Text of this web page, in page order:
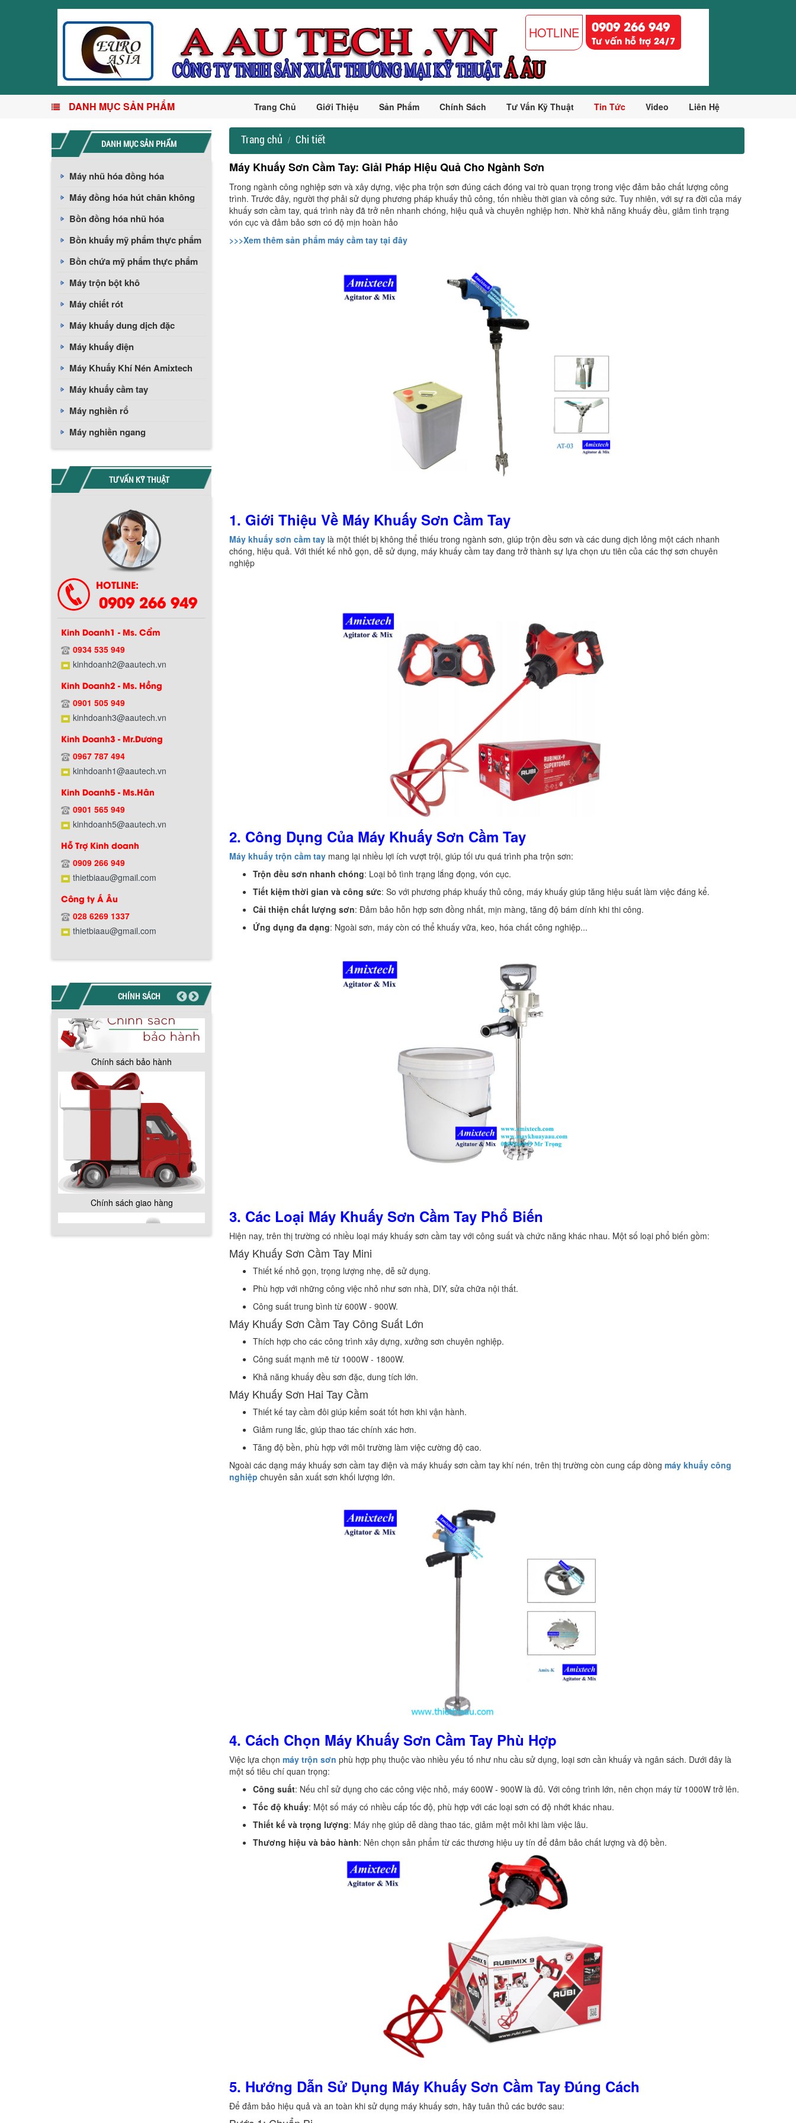
HOTLINE 0909 266 949
Tư vấn hỗ trợ 24/7
DANH MỤC SẢN PHẨM Trang Chủ Giới Thiệu Sản Phẩm Chính Sách Tư Vấn Kỹ Thuật Tin Tức Video Liên Hệ
DANH MỤC SẢN PHẨM
Máy nhũ hóa đồng hóa
Máy đồng hóa hút chân không
Bồn đồng hóa nhũ hóa
Bồn khuấy mỹ phẩm thực phẩm
Bồn chứa mỹ phẩm thực phẩm
Máy trộn bột khô
Máy chiết rót
Máy khuấy dung dịch đặc
Máy khuấy điện
Máy Khuấy Khí Nén Amixtech
Máy khuấy cầm tay
Máy nghiền rổ
Máy nghiền ngang
TƯ VẤN KỸ THUẬT
HOTLINE:
0909 266 949
Kinh Doanh1 - Ms. Cẩm
0934 535 949
kinhdoanh2@aautech.vn
Kinh Doanh2 - Ms. Hồng
0901 505 949
kinhdoanh3@aautech.vn
Kinh Doanh3 - Mr.Dương
0967 787 494
kinhdoanh1@aautech.vn
Kinh Doanh5 - Ms.Hân
0901 565 949
kinhdoanh5@aautech.vn
Hỗ Trợ Kinh doanh
0909 266 949
thietbiaau@gmail.com
Công ty Á Âu
028 6269 1337
thietbiaau@gmail.com
CHÍNH SÁCH
Chính sách bảo hành
Chính sách giao hàng
Hướng dẫn thanh toán mua hàng
Chính sách đổi trả hàng
Chính sách bảo hành
Chính sách giao hàng
Trang chủ Chi tiết
Máy Khuấy Sơn Cầm Tay: Giải Pháp Hiệu Quả Cho Ngành Sơn
Trong ngành công nghiệp sơn và xây dựng, việc pha trộn sơn đúng cách đóng vai trò quan trọng trong việc đảm bảo chất lượng công
trình. Trước đây, người thợ phải sử dụng phương pháp khuấy thủ công, tốn nhiều thời gian và công sức. Tuy nhiên, với sự ra đời của máy
khuấy sơn cầm tay, quá trình này đã trở nên nhanh chóng, hiệu quả và chuyên nghiệp hơn. Nhờ khả năng khuấy đều, giảm tình trạng
vón cục và đảm bảo sơn có độ mịn hoàn hảo
>>>Xem thêm sản phẩm máy cầm tay tại đây
1. Giới Thiệu Về Máy Khuấy Sơn Cầm Tay
Máy khuấy sơn cầm tay là một thiết bị không thể thiếu trong ngành sơn, giúp trộn đều sơn và các dung dịch lỏng một cách nhanh
chóng, hiệu quả. Với thiết kế nhỏ gọn, dễ sử dụng, máy khuấy cầm tay đang trở thành sự lựa chọn ưu tiên của các thợ sơn chuyên
nghiệp
2. Công Dụng Của Máy Khuấy Sơn Cầm Tay
Máy khuấy trộn cầm tay mang lại nhiều lợi ích vượt trội, giúp tối ưu quá trình pha trộn sơn:
Trộn đều sơn nhanh chóng: Loại bỏ tình trạng lắng đọng, vón cục.
Tiết kiệm thời gian và công sức: So với phương pháp khuấy thủ công, máy khuấy giúp tăng hiệu suất làm việc đáng kể.
Cải thiện chất lượng sơn: Đảm bảo hỗn hợp sơn đồng nhất, mịn màng, tăng độ bám dính khi thi công.
Ứng dụng đa dạng: Ngoài sơn, máy còn có thể khuấy vữa, keo, hóa chất công nghiệp...
3. Các Loại Máy Khuấy Sơn Cầm Tay Phổ Biến
Hiện nay, trên thị trường có nhiều loại máy khuấy sơn cầm tay với công suất và chức năng khác nhau. Một số loại phổ biến gồm:
Máy Khuấy Sơn Cầm Tay Mini
Thiết kế nhỏ gọn, trọng lượng nhẹ, dễ sử dụng.
Phù hợp với những công việc nhỏ như sơn nhà, DIY, sửa chữa nội thất.
Công suất trung bình từ 600W - 900W.
Máy Khuấy Sơn Cầm Tay Công Suất Lớn
Thích hợp cho các công trình xây dựng, xưởng sơn chuyên nghiệp.
Công suất mạnh mẽ từ 1000W - 1800W.
Khả năng khuấy đều sơn đặc, dung tích lớn.
Máy Khuấy Sơn Hai Tay Cầm
Thiết kế tay cầm đôi giúp kiểm soát tốt hơn khi vận hành.
Giảm rung lắc, giúp thao tác chính xác hơn.
Tăng độ bền, phù hợp với môi trường làm việc cường độ cao.
Ngoài các dạng máy khuấy sơn cầm tay điện và máy khuấy sơn cầm tay khí nén, trên thị trường còn cung cấp dòng máy khuấy công
nghiệp chuyên sản xuất sơn khối lượng lớn.
4. Cách Chọn Máy Khuấy Sơn Cầm Tay Phù Hợp
Việc lựa chọn máy trộn sơn phù hợp phụ thuộc vào nhiều yếu tố như nhu cầu sử dụng, loại sơn cần khuấy và ngân sách. Dưới đây là
một số tiêu chí quan trọng:
Công suất: Nếu chỉ sử dụng cho các công việc nhỏ, máy 600W - 900W là đủ. Với công trình lớn, nên chọn máy từ 1000W trở lên.
Tốc độ khuấy: Một số máy có nhiều cấp tốc độ, phù hợp với các loại sơn có độ nhớt khác nhau.
Thiết kế và trọng lượng: Máy nhẹ giúp dễ dàng thao tác, giảm mệt mỏi khi làm việc lâu.
Thương hiệu và bảo hành: Nên chọn sản phẩm từ các thương hiệu uy tín để đảm bảo chất lượng và độ bền.
5. Hướng Dẫn Sử Dụng Máy Khuấy Sơn Cầm Tay Đúng Cách
Để đảm bảo hiệu quả và an toàn khi sử dụng máy khuấy sơn, hãy tuân thủ các bước sau: